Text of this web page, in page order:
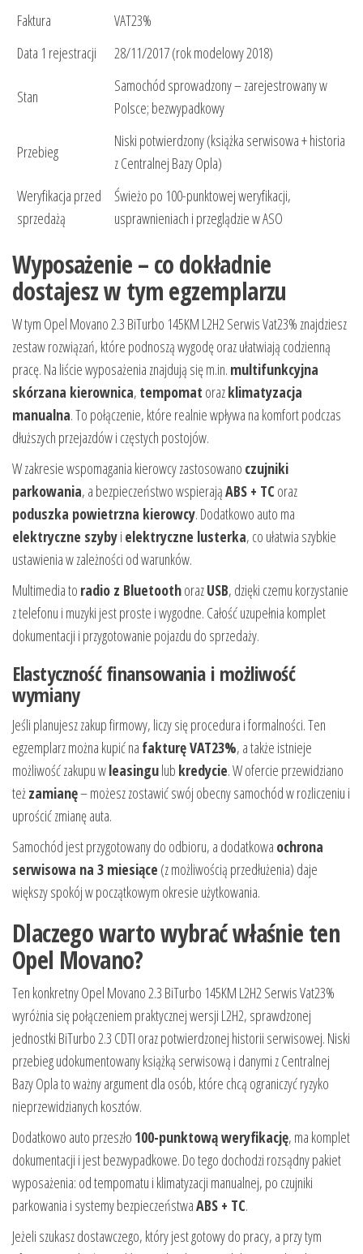
Faktura
VAT23%
Data 1 rejestracji
28/11/2017 (rok modelowy 2018)
Stan
Samochód sprowadzony – zarejestrowany w
Polsce; bezwypadkowy
Przebieg
Niski potwierdzony (książka serwisowa + historia
z Centralnej Bazy Opla)
Weryfikacja przed
sprzedażą
Świeżo po 100-punktowej weryfikacji,
usprawnieniach i przeglądzie w ASO
Wyposażenie – co dokładnie
dostajesz w tym egzemplarzu
W tym Opel Movano 2.3 BiTurbo 145KM L2H2 Serwis Vat23% znajdziesz
zestaw rozwiązań, które podnoszą wygodę oraz ułatwiają codzienną
pracę. Na liście wyposażenia znajdują się m.in. multifunkcyjna
skórzana kierownica, tempomat orazklimatyzacja
manualna. To połączenie, które realnie wpływa na komfort podczas
dłuższych przejazdów i częstych postojów.
W zakresie wspomagania kierowcy zastosowano czujniki
parkowania, a bezpieczeństwo wspierająABS + TC oraz
poduszka powietrzna kierowcy. Dodatkowo auto ma
elektryczne szybyi elektryczne lusterka, co ułatwia szybkie
ustawienia w zależności od warunków.
Multimedia to radio z BluetoothorazUSB, dzięki czemu korzystanie
z telefonu i muzyki jest proste i wygodne. Całość uzupełnia komplet
dokumentacji i przygotowanie pojazdu do sprzedaży.
Elastyczność finansowania i możliwość
wymiany
Jeśli planujesz zakup firmowy, liczy się procedura i formalności. Ten
egzemplarz można kupić na fakturę VAT23%, a także istnieje
możliwość zakupu wleasingulub kredycie. W ofercie przewidziano
teżzamianę– możesz zostawić swój obecny samochód w rozliczeniu i
uprościć zmianę auta.
Samochód jest przygotowany do odbioru, a dodatkowa ochrona
serwisowa na 3 miesiące (z możliwością przedłużenia) daje
większy spokój w początkowym okresie użytkowania.
Dlaczego warto wybrać właśnie ten
Opel Movano?
Ten konkretny Opel Movano 2.3 BiTurbo 145KM L2H2 Serwis Vat23%
wyróżnia się połączeniem praktycznej wersji L2H2, sprawdzonej
jednostki BiTurbo 2.3 CDTI oraz potwierdzonej historii serwisowej. Niski
przebieg udokumentowany książką serwisową i danymi z Centralnej
Bazy Opla to ważny argument dla osób, które chcą ograniczyć ryzyko
nieprzewidzianych kosztów.
Dodatkowo auto przeszło 100-punktową weryfikację, ma komplet
dokumentacji i jest bezwypadkowe. Do tego dochodzi rozsądny pakiet
wyposażenia: od tempomatu i klimatyzacji manualnej, po czujniki
parkowania i systemy bezpieczeństwaABS + TC.
Jeżeli szukasz dostawczego, który jest gotowy do pracy, a przy tym